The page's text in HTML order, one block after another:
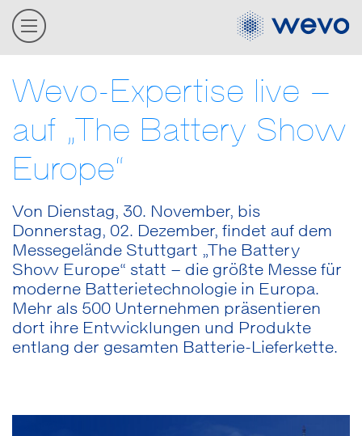
Wevo-Expertise live –
auf „The Battery Show
Europe“
Von Dienstag, 30. November, bis
Donnerstag, 02. Dezember, findet auf dem
Messegelände Stuttgart „The Battery
Show Europe“ statt – die größte Messe für
moderne Batterietechnologie in Europa.
Mehr als 500 Unternehmen präsentieren
dort ihre Entwicklungen und Produkte
entlang der gesamten Batterie-Lieferkette.